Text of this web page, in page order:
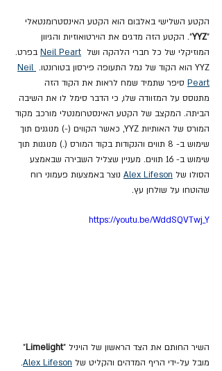
הקטע השלישי באלבום הוא הקטע האינסטרומנטאלי
"
YYZ". הקטע הזה מדגים את הוירטואוזיות והגיוון
המוזיקלי של כל חברי הלהקה ושל Neil Peart בפרט.
YYZ הוא הקוד של נמל התעופה פירסון בטורונטו.
Neil
Peart סיפר שתמיד שמח לראות את הקוד הזה
מתנוסס על המזוודה שלו, כי הדבר סימל לו את השיבה
הביתה. המקצב של הקטע האינסטרומנטלי מורכב מקוד
המורס של האותיות YYZ, כאשר הקווים (-) מנוגנים תוך
שימוש ב- 8 תווים והנקודות בקוד המורס (.) מנוגנות תוך
שימוש ב- 16 תווים. מעניין שצליל השבירה שבאמצע
הסולו של Alex Lifeson נוצר באמצעות פעמוני רוח
שהוטחו על שולחן עץ.
https://youtu.be/WddSQVTwj_Y
השיר החותם את הצד הראשון של הויניל "Limelight
"
מובל על-ידי הריף המדהים והקליט של Alex Lifeson
.